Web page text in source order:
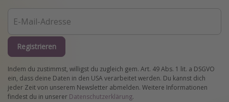
Registrieren
Indem du zustimmst, willigst du zugleich gem. Art. 49 Abs. 1 lit. a DSGVO
ein, dass deine Daten in den USA verarbeitet werden. Du kannst dich
jeder Zeit von unserem Newsletter abmelden. Weitere Informationen
findest du in unserer Datenschutzerklärung.